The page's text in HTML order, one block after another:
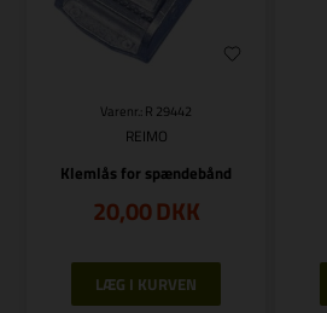
Varenr.: R 29442
REIMO
Klemlås for spændebånd
20,00DKK